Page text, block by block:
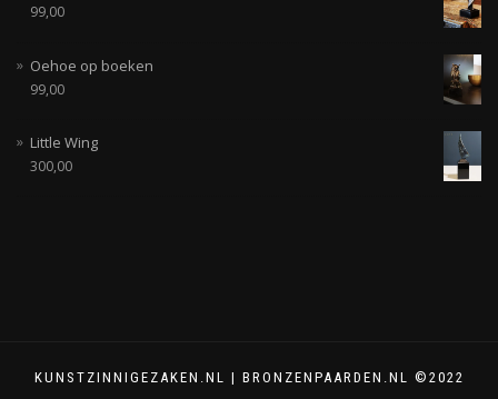
99,00
Oehoe op boeken
99,00
Little Wing
300,00
KUNSTZINNIGEZAKEN.NL | BRONZENPAARDEN.NL ©2022